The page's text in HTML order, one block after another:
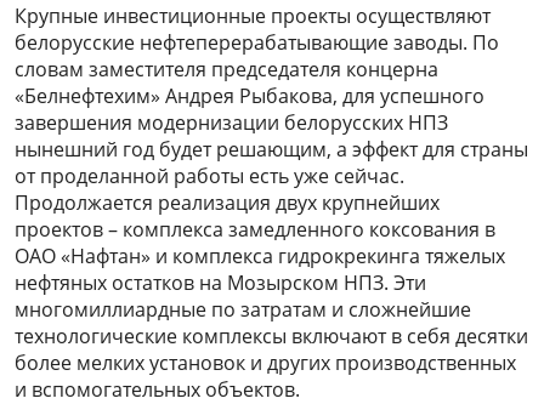
Крупные инвестиционные проекты осуществляют
белорусские нефтеперерабатывающие заводы. По
словам заместителя председателя концерна
«Белнефтехим» Андрея Рыбакова, для успешного
завершения модернизации белорусских НПЗ
нынешний год будет решающим, а эффект для страны
от проделанной работы есть уже сейчас.
Продолжается реализация двух крупнейших
проектов – комплекса замедленного коксования в
ОАО «Нафтан» и комплекса гидрокрекинга тяжелых
нефтяных остатков на Мозырском НПЗ. Эти
многомиллиардные по затратам и сложнейшие
технологические комплексы включают в себя десятки
более мелких установок и других производственных
и вспомогательных объектов.